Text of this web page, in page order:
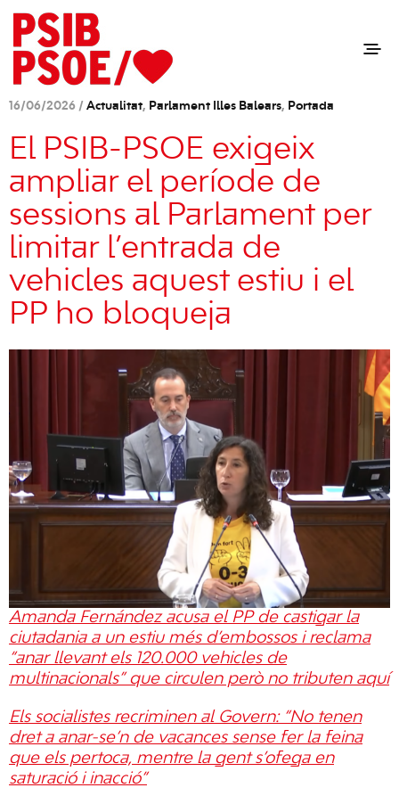
16/06/2026 / Actualitat, Parlament Illes Balears, Portada
El PSIB-PSOE exigeix
ampliar el període de
sessions al Parlament per
limitar l’entrada de
vehicles aquest estiu i el
PP ho bloqueja
Amanda Fernández acusa el PP de castigar la
ciutadania a un estiu més d’embossos i reclama
“anar llevant els 120.000 vehicles de
multinacionals” que circulen però no tributen aquí
Els socialistes recriminen al Govern: “No tenen
dret a anar-se’n de vacances sense fer la feina
que els pertoca, mentre la gent s’ofega en
saturació i inacció”